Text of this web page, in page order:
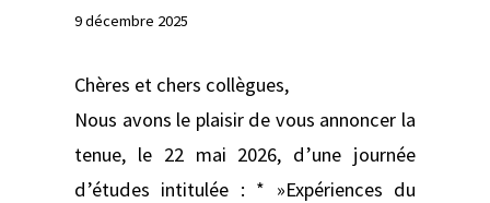
9 décembre 2025
Chères et chers collègues,
Nous avons le plaisir de vous annoncer la
tenue, le 22 mai 2026, d’une journée
d’études intitulée : * »Expériences du